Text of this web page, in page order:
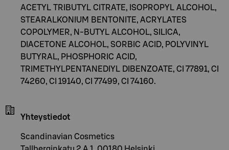
ACETYL TRIBUTYL CITRATE, ISOPROPYL ALCOHOL,
STEARALKONIUM BENTONITE, ACRYLATES
COPOLYMER, N-BUTYL ALCOHOL, SILICA,
DIACETONE ALCOHOL, SORBIC ACID, POLYVINYL
BUTYRAL, PHOSPHORIC ACID,
TRIMETHYLPENTANEDIYL DIBENZOATE, CI 77891, CI
74260, CI 19140, CI 77499, CI 74160.
Yhteystiedot
Scandinavian Cosmetics